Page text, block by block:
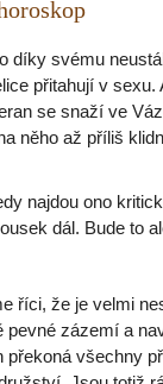
díky svému
přitahují v
se snaží ve
něho až příliš
najdou ono
dál. Bude to
říci, že je velmi
zázemí a
všechny